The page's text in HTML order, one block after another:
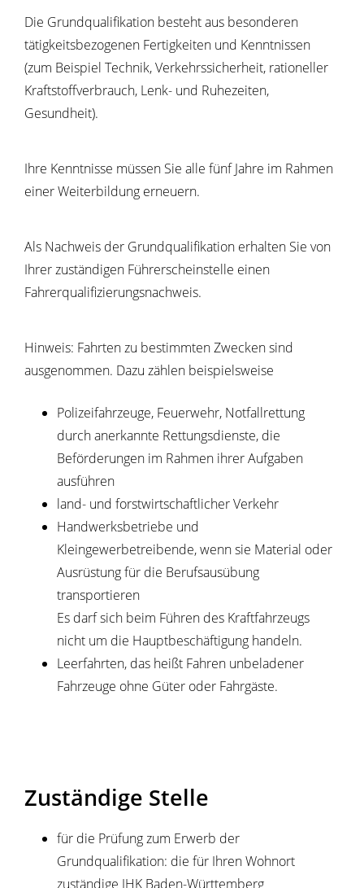
Die Grundqualifikation besteht aus besonderen
tätigkeitsbezogenen Fertigkeiten und Kenntnissen
(zum Beispiel Technik, Verkehrssicherheit, rationeller
Kraftstoffverbrauch, Lenk- und Ruhezeiten,
Gesundheit).
Ihre Kenntnisse müssen Sie alle fünf Jahre im Rahmen
einer Weiterbildung erneuern.
Als Nachweis der Grundqualifikation erhalten Sie von
Ihrer zuständigen Führerscheinstelle einen
Fahrerqualifizierungsnachweis.
Hinweis: Fahrten zu bestimmten Zwecken sind
ausgenommen. Dazu zählen beispielsweise
Polizeifahrzeuge, Feuerwehr, Notfallrettung
durch anerkannte Rettungsdienste, die
Beförderungen im Rahmen ihrer Aufgaben
ausführen
land- und forstwirtschaftlicher Verkehr
Handwerksbetriebe und
Kleingewerbetreibende, wenn sie Material oder
Ausrüstung für die Berufsausübung
transportieren
Es darf sich beim Führen des Kraftfahrzeugs
nicht um die Hauptbeschäftigung handeln.
Leerfahrten, das heißt Fahren unbeladener
Fahrzeuge ohne Güter oder Fahrgäste.
Zuständige Stelle
für die Prüfung zum Erwerb der
Grundqualifikation: die für Ihren Wohnort
zuständige IHK Baden-Württemberg